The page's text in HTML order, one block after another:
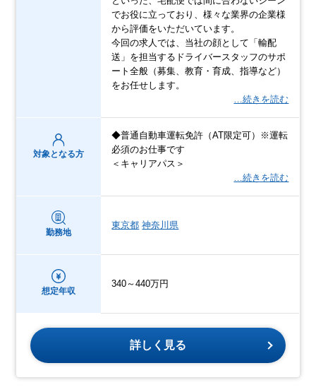
でお役に⽴っており、様々な業界の企業様
から評価をいただいています。
今回の求人では、当社の顔として「輸配
送」を担当するドライバースタッフのサポ
ート全般（募集、教育・育成、指導など）
をお任せします。
…続きを読む
対象となる方
◆普通自動車運転免許（AT限定可）※運転
必須のお仕事です
＜キャリアパス＞
…続きを読む
勤務地
東京都 神奈川県
想定年収
340～440万円
詳しく見る